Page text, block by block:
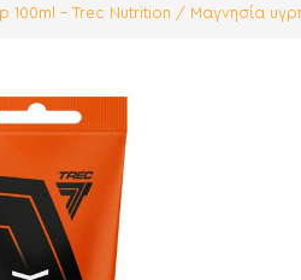
100ml - Trec Nutrition / Μαγνησία